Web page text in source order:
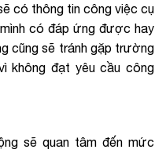
có thông tin công việc cụ
có đáp ứng được hay
cũng sẽ tránh gặp trường
không đạt yêu cầu công
sẽ quan tâm đến mức